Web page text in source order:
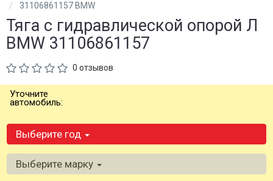
31106861157 BMW
Тяга с гидравлической опорой Л
BMW 31106861157
0 отзывов
Уточните
автомобиль:
Выберите год
Выберите марку